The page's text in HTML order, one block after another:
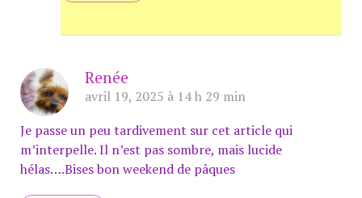
Renée
avril 19, 2025 à 14 h 29 min
Je passe un peu tardivement sur cet article qui
m’interpelle. Il n’est pas sombre, mais lucide
hélas….Bises bon weekend de pâques